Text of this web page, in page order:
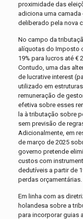
proximidade das
adiciona uma
deliberado pela nova
No campo da
alíquotas do Imposto
19% para lucros até €
Contudo, uma das
de lucrative interest
utilizado em
remuneração de
efetiva sobre esses
la à tributação sobre
sem previsão de
Adicionalmente, em
de março de 2025
governo pretende
custos com
dedutíveis a partir de
perdas orçamentárias.
Em linha com as
holandesa sobre a
para incorporar guias